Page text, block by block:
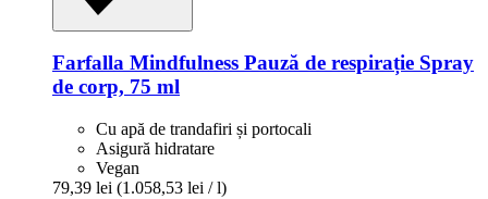
Farfalla Mindfulness Pauză de respirație Spray
de corp, 75 ml
Cu apă de trandafiri și portocali
Asigură hidratare
Vegan
79,39 lei (1.058,53 lei / l)